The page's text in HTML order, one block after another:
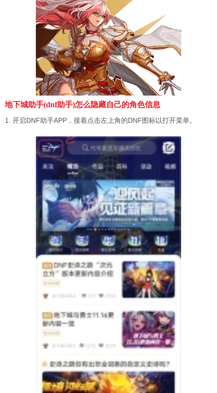
地下城助手(dnf助手)怎么隐藏自己的角色信息
1. 开启DNF助手APP，接着点击左上角的DNF图标以打开菜单。